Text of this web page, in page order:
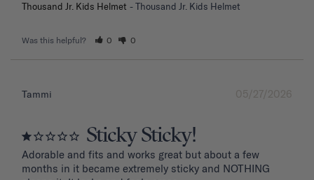
Thousand Jr. Kids Helmet Thousand Jr. Kids Helmet
Was this helpful? 0 0
05/27/2026
Tammi
Sticky Sticky!
Adorable and fits and works great but about a few
months in it became extremely sticky and NOTHING